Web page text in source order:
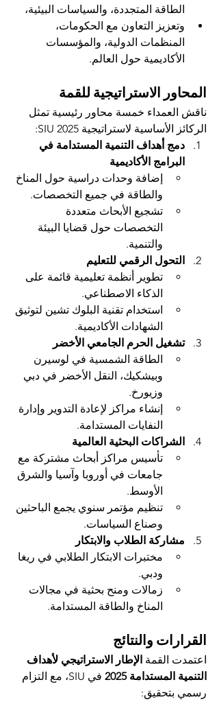
الطاقة المتجددة، والسياسات البيئية،
وتعزيز التعاون مع الحكومات،
المنظمات الدولية، والمؤسسات
الأكاديمية حول العالم.
المحاور الاستراتيجية للقمة
ناقش العمداء خمسة محاور رئيسية تمثل
الركائز الأساسية لاستراتيجية SIU 2025:
دمج أهداف التنمية المستدامة في
البرامج الأكاديمية
إضافة وحدات دراسية حول المناخ
والطاقة في جميع التخصصات.
تشجيع الأبحاث متعددة
التخصصات حول قضايا البيئة
والتنمية.
التحول الرقمي للتعليم
تطوير أنظمة تعليمية قائمة على
الذكاء الاصطناعي.
استخدام تقنية البلوك تشين لتوثيق
الشهادات الأكاديمية.
تشغيل الحرم الجامعي الأخضر
الطاقة الشمسية في لوسيرن
وبيشكيك، النقل الأخضر في دبي
وزيورخ.
إنشاء مراكز لإعادة التدوير وإدارة
النفايات المستدامة.
الشراكات البحثية العالمية
تأسيس مراكز أبحاث مشتركة مع
جامعات في أوروبا وآسيا والشرق
الأوسط.
تنظيم مؤتمر سنوي يجمع الباحثين
وصناع السياسات.
مشاركة الطلاب والابتكار
مختبرات الابتكار الطلابي في ريغا
ودبي.
زمالات ومنح بحثية في مجالات
المناخ والطاقة المستدامة.
القرارات والنتائج
اعتمدت القمة الإطار الاستراتيجي لأهداف
التنمية المستدامة 2025
في SIU، مع التزام
رسمي بتحقيق: